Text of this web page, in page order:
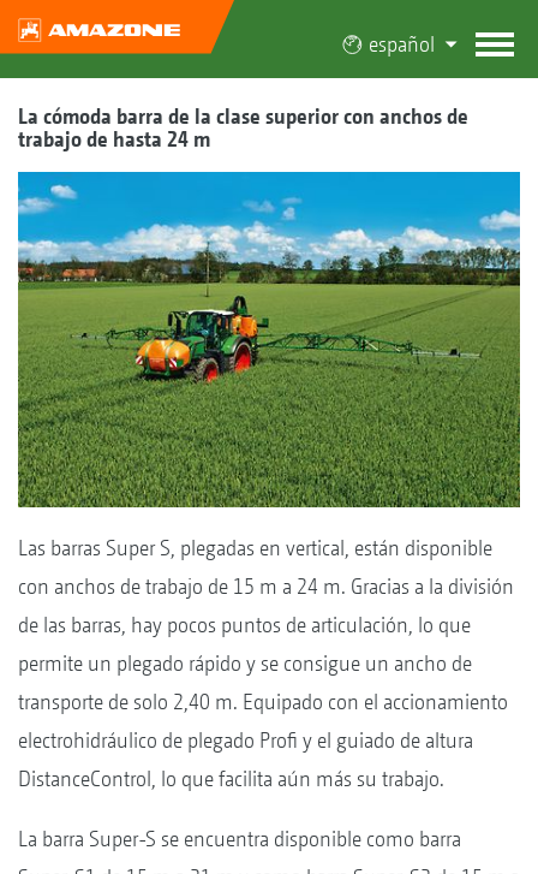
español
La cómoda barra de la clase superior con anchos de
trabajo de hasta 24 m
Las barras Super S, plegadas en vertical, están disponible
con anchos de trabajo de 15 m a 24 m. Gracias a la división
de las barras, hay pocos puntos de articulación, lo que
permite un plegado rápido y se consigue un ancho de
transporte de solo 2,40 m. Equipado con el accionamiento
electrohidráulico de plegado Profi y el guiado de altura
DistanceControl, lo que facilita aún más su trabajo.
La barra Super-S se encuentra disponible como barra